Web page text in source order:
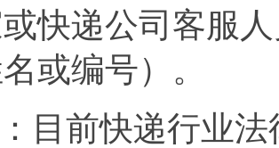
快递公司客服
或编号）。
目前快递行业